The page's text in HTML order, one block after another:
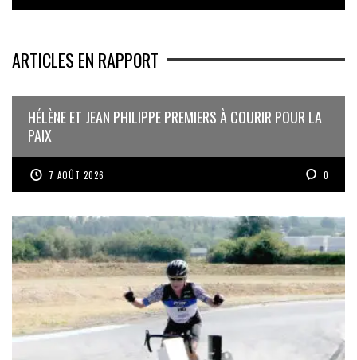
ARTICLES EN RAPPORT
HÉLÈNE ET JEAN PHILIPPE PREMIERS À COURIR POUR LA
PAIX
7 AOÛT 2026 0